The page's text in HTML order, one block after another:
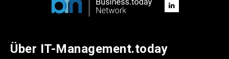
Über IT-Management.today